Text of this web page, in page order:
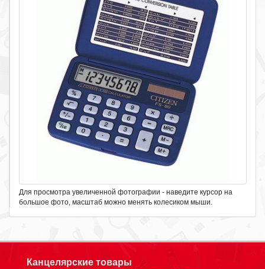
Для просмотра увеличенной фотографии - наведите курсор на
большое фото, масштаб можно менять колесиком мыши.
Канцелярские товары